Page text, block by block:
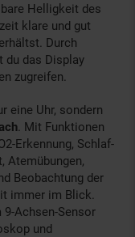
Helligkeit des
klare und gut
Durch
du das Display
zugreifen.
eine Uhr, sondern
. Mit Funktionen
Erkennung, Schlaf-
Atemübungen,
Beobachtung der
immer im Blick.
9-Achsen-Sensor
und